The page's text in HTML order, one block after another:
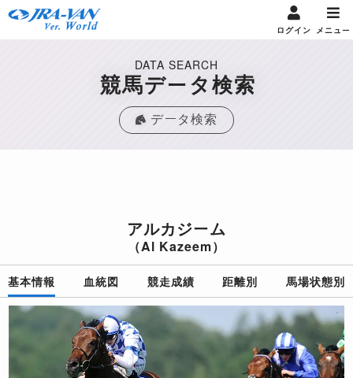
ログイン メニュー
DATA SEARCH
競馬データ検索
データ検索
アルカジーム
（Al Kazeem）
基本情報 血統図 競走成績 距離別 馬場状態別